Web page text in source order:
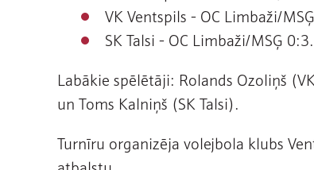
VK Ventspils - OC Limbaži/
SK Talsi - OC Limbaži/MSĢ 0:3.
Labākie spēlētāji: Rolands Ozoliņš
un Toms Kalniņš (SK Talsi).
Turnīru organizēja volejbola klubs